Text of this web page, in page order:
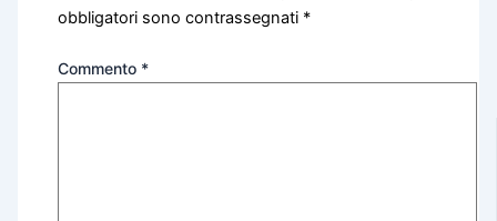
obbligatori sono contrassegnati *
Commento *